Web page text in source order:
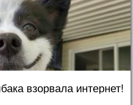
взорвала интернет!